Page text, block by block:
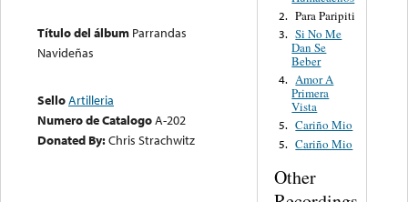
Título del álbum Parrandas
Navideñas
SelloArtilleria
Numero de CatalogoA-202
Donated By:Chris Strachwitz
2. Para Paripiti
3. Si No Me
Dan Se
Beber
4. Amor A
Primera
Vista
5. Cariño Mio
5. Cariño Mio
Other